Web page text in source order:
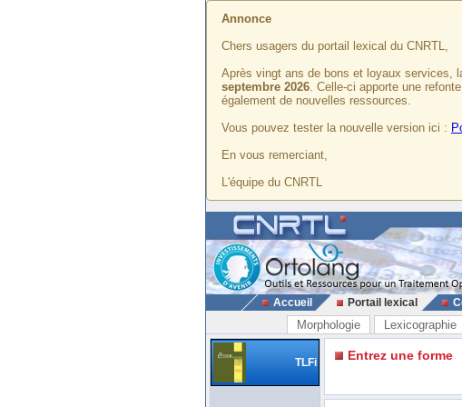
Annonce
Chers usagers du portail lexical du CNRTL,
Après vingt ans de bons et loyaux services,
septembre 2026. Celle-ci apporte une
également de nouvelles ressources.
Vous pouvez tester la nouvelle version ici :
En vous remerciant,
L'équipe du CNRTL
Accueil Portail lexical
Morphologie Lexicographie
TLFi Entrez une forme